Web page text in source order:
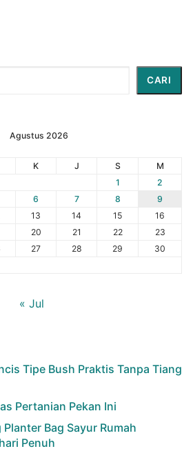
CARI
Agustus 2026
K J S
M
1
2
6 7 8
9
13 14 15
16
20 21 22
23
27 28 29
30
« Jul
Tipe Bush Praktis Tanpa Tiang
Pertanian Pekan Ini
Bag Sayur Rumah
Penuh